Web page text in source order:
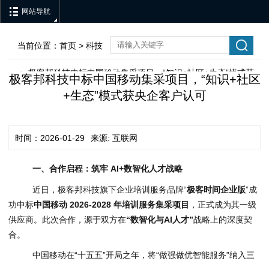
网站导航
当前位置： 首页 > 科技
> 极客邦科技中标中国移动集采项目，“知识+社区+生态”模式获
央企客户认可
极客邦科技中标中国移动集采项目，“知识+社区
+生态”模式获央企客户认可
时间：2026-01-29 来源: 互联网
一、合作启程：筑牢 AI+数智化人才战略
近日，极客邦科技旗下企业培训服务品牌“极客时间企业版”成
功中标中国移动 2026-2028 年培训服务集采项目 ，正式成为其一级
供应商。此次合作，源于双方在“数智化与AI人才”战略上的深度契
合。
中国移动在“十五五”开局之年，将“做强做优智能服务”纳入三